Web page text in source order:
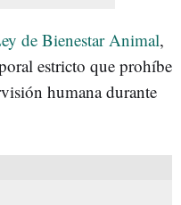
de Bienestar Animal,
estricto que prohíbe
humana durante